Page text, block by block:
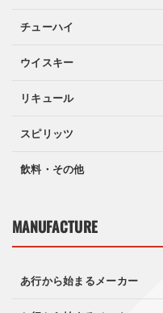
チューハイ
ウイスキー
リキュール
スピリッツ
飲料・その他
MANUFACTURE
あ行から始まるメーカー